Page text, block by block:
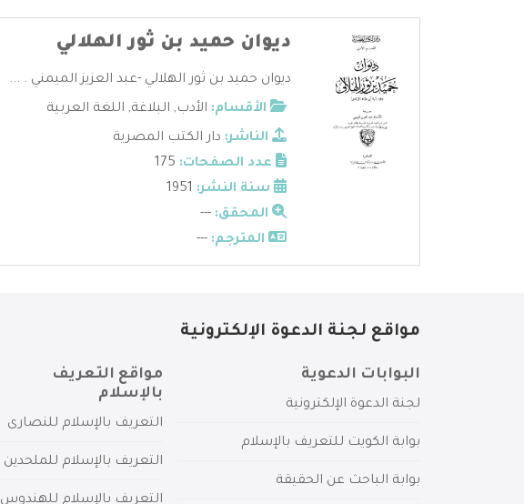
ديوان حميد بن ثور الهلالي
ديوان حميد بن ثور الهلالي -عبد العزيز الميمني . ...
الأقسام: الأدب, البلاغة, اللغة العربية
الناشر: دار الكتب المصرية
عدد الصفحات:
سنة النشر:
المحقق: ---
المترجم: ---
مواقع لجنة الدعوة الإلكترونية
البوابات الدعوية
لجنة الدعوة الإلكترونية
بوابة الكويت للتعريف بالإسلام
بوابة الباحث عن الحقيقة
مواقع التعريف
بالإسلام
التعريف بالإسلام للنصارى
التعريف بالإسلام للملحدين
التعريف بالإسلام للهندوس